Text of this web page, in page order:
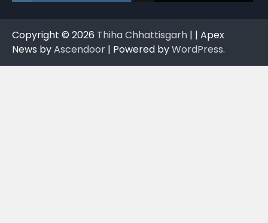
Copyright © 2026 Thiha Chhattisgarh | | Apex
News byAscendoor | Powered byWordPress.